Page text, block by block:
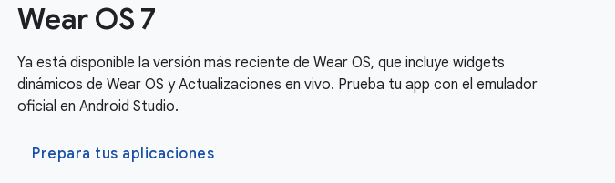
Wear OS 7
Ya está disponible la versión más reciente de Wear OS, que incluye widgets
dinámicos de Wear OS y Actualizaciones en vivo. Prueba tu app con el emulador
oficial en Android Studio.
Prepara tus aplicaciones